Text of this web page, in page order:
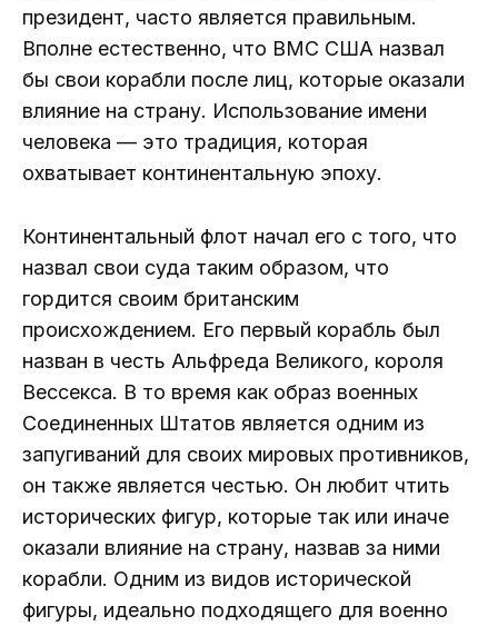
президент, часто является правильным.
Вполне естественно, что ВМС США назвал
бы свои корабли после лиц, которые оказали
влияние на страну. Использование имени
человека — это традиция, которая
охватывает континентальную эпоху.
Континентальный флот начал его с того, что
назвал свои суда таким образом, что
гордится своим британским
происхождением. Его первый корабль был
назван в честь Альфреда Великого, короля
Вессекса. В то время как образ военных
Соединенных Штатов является одним из
запугиваний для своих мировых противников,
он также является честью. Он любит чтить
исторических фигур, которые так или иначе
оказали влияние на страну, назвав за ними
корабли. Одним из видов исторической
фигуры, идеально подходящего для военно